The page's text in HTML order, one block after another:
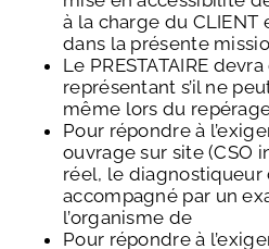
à la charge du CLIENT
dans la présente
Le PRESTATAIRE
représentant s’il ne
même lors du
Pour répondre à
ouvrage sur site (CSO
réel, le
accompagné par un
l’organisme de
Pour répondre à